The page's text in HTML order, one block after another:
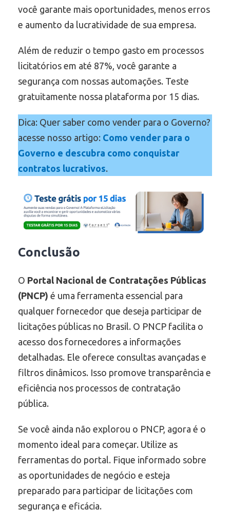
você garante mais oportunidades, menos erros
e aumento da lucratividade de sua empresa.
Além de reduzir o tempo gasto em processos
licitatórios em até 87%, você garante a
segurança com nossas automações. Teste
gratuitamente nossa plataforma por 15 dias.
Dica: Quer saber como vender para o Governo?
acesse nosso artigo: Como vender para o
Governo e descubra como conquistar
contratos lucrativos.
Conclusão
O Portal Nacional de Contratações Públicas
(PNCP) é uma ferramenta essencial para
qualquer fornecedor que deseja participar de
licitações públicas no Brasil. O PNCP facilita o
acesso dos fornecedores a informações
detalhadas. Ele oferece consultas avançadas e
filtros dinâmicos. Isso promove transparência e
eficiência nos processos de contratação
pública.
Se você ainda não explorou o PNCP, agora é o
momento ideal para começar. Utilize as
ferramentas do portal. Fique informado sobre
as oportunidades de negócio e esteja
preparado para participar de licitações com
segurança e eficácia.